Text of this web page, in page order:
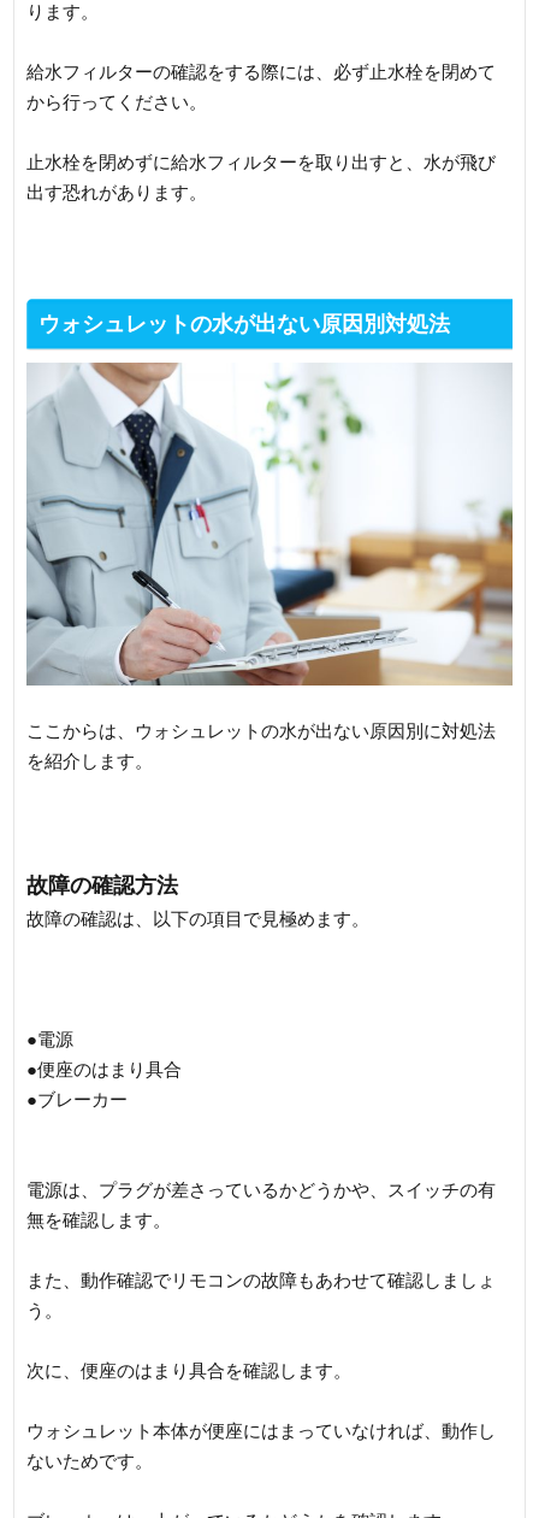
ります。
給水フィルターの確認をする際には、必ず止水栓を閉めて
から行ってください。
止水栓を閉めずに給水フィルターを取り出すと、水が飛び
出す恐れがあります。
ウォシュレットの水が出ない原因別対処法
ここからは、ウォシュレットの水が出ない原因別に対処法
を紹介します。
故障の確認方法
故障の確認は、以下の項目で見極めます。
●電源
●便座のはまり具合
●ブレーカー
電源は、プラグが差さっているかどうかや、スイッチの有
無を確認します。
また、動作確認でリモコンの故障もあわせて確認しましょ
う。
次に、便座のはまり具合を確認します。
ウォシュレット本体が便座にはまっていなければ、動作し
ないためです。